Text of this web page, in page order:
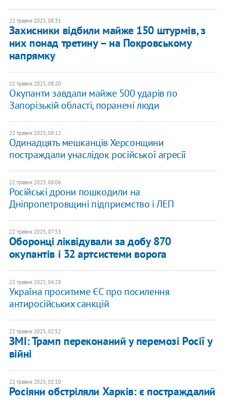
22 травня 2025, 08:31
Захисники відбили майже 150 штурмів, з
них понад третину – на Покровському
напрямку
22 травня 2025, 08:20
Окупанти завдали майже 500 ударів по
Запорізькій області, поранені люди
22 травня 2025, 08:12
Одинадцять мешканців Херсонщини
постраждали унаслідок російської агресії
22 травня 2025, 08:06
Російські дрони пошкодили на
Дніпропетровщині підприємство і ЛЕП
22 травня 2025, 07:53
​Оборонці ліквідували за добу 870
окупантів і 32 артсистеми ворога
22 травня 2025, 04:28
Україна проситиме ЄС про посилення
антиросійських санкцій
22 травня 2025, 02:52
ЗМІ: Трамп переконаний у перемозі Росії у
війні
22 травня 2025, 02:10
Росіяни обстріляли Харків: є постраждалий